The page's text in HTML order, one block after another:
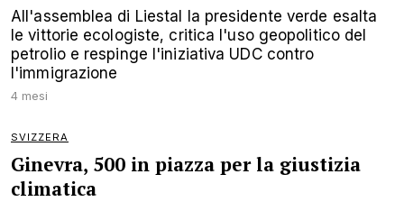
All'assemblea di Liestal la presidente verde esalta
le vittorie ecologiste, critica l'uso geopolitico del
petrolio e respinge l'iniziativa UDC contro
l'immigrazione
4 mesi
SVIZZERA
Ginevra, 500 in piazza per la giustizia
climatica